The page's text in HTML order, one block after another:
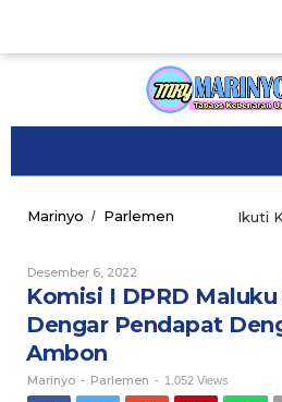
content
Marinyo / Parlemen
Gelar
Dengar
Dengan
Kapolresta
Ikuti
Desember 6, 2022
Marinyo
Komisi I DPRD
Dengar Pendapat
Ambon
Marinyo - Parlemen - 1.052 Views